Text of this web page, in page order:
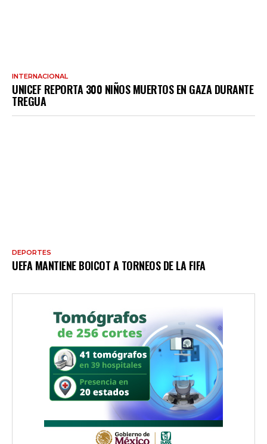
INTERNACIONAL
UNICEF REPORTA 300 NIÑOS MUERTOS EN GAZA DURANTE
TREGUA
DEPORTES
UEFA MANTIENE BOICOT A TORNEOS DE LA FIFA